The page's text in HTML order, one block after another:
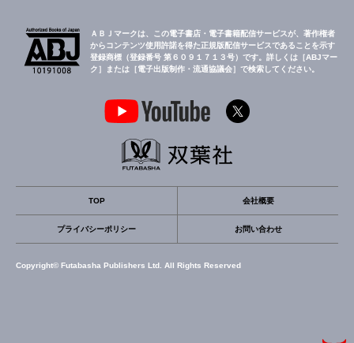
ＡＢＪマークは、この電子書店・電子書籍配信サービスが、著作権者
からコンテンツ使用許諾を得た正規版配信サービスであることを示す
登録商標（登録番号 第６０９１７１３号）です。詳しくは［ABJマー
ク］または［電子出版制作・流通協議会］で検索してください。
TOP 会社概要
プライバシーポリシー お問い合わせ
Copyright© Futabasha Publishers Ltd. All Rights Reserved